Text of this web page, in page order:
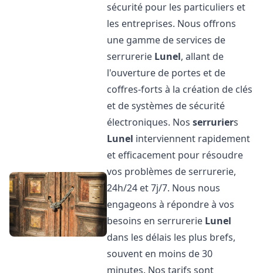
sécurité pour les particuliers et
les entreprises. Nous offrons
une gamme de services de
serrurerie Lunel, allant de
l'ouverture de portes et de
coffres-forts à la création de clés
et de systèmes de sécurité
électroniques. Nosserruriers
Lunel interviennent rapidement
et efficacement pour résoudre
vos problèmes de serrurerie,
24h/24 et 7j/7. Nous nous
engageons à répondre à vos
besoins en serrurerie Lunel
dans les délais les plus brefs,
souvent en moins de 30
minutes. Nos tarifs sont